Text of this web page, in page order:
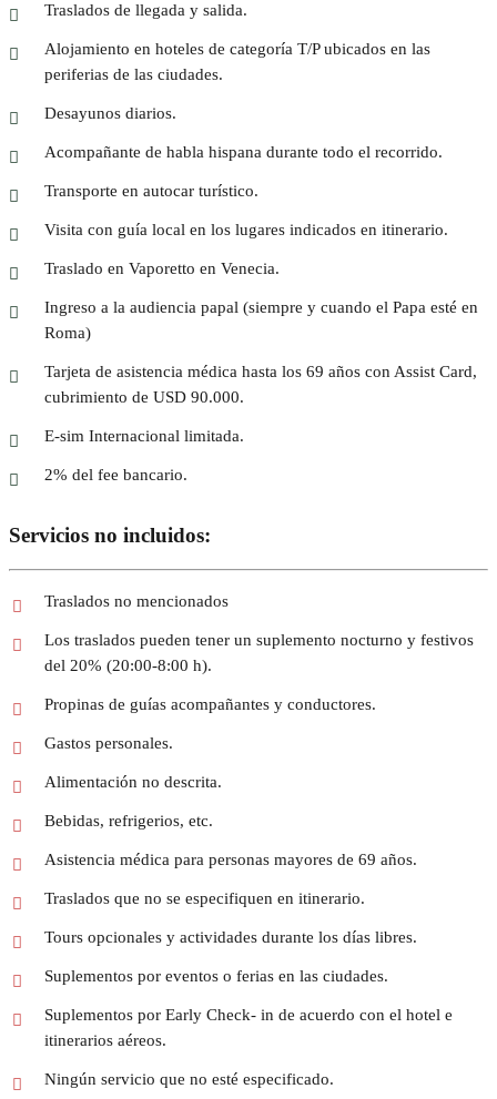
Traslados de llegada y salida.
Alojamiento en hoteles de categoría T/P ubicados en las
periferias de las ciudades.
Desayunos diarios.
Acompañante de habla hispana durante todo el recorrido.
Transporte en autocar turístico.
Visita con guía local en los lugares indicados en itinerario.
Traslado en Vaporetto en Venecia.
Ingreso a la audiencia papal (siempre y cuando el Papa esté en
Roma)
Tarjeta de asistencia médica hasta los 69 años con Assist Card,
cubrimiento de USD 90.000.
E-sim Internacional limitada.
2% del fee bancario.
Servicios no incluidos:
Traslados no mencionados
Los traslados pueden tener un suplemento nocturno y festivos
del 20% (20:00-8:00 h).
Propinas de guías acompañantes y conductores.
Gastos personales.
Alimentación no descrita.
Bebidas, refrigerios, etc.
Asistencia médica para personas mayores de 69 años.
Traslados que no se especifiquen en itinerario.
Tours opcionales y actividades durante los días libres.
Suplementos por eventos o ferias en las ciudades.
Suplementos por Early Check- in de acuerdo con el hotel e
itinerarios aéreos.
Ningún servicio que no esté especificado.